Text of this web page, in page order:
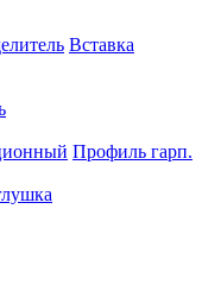
Вставка
Профиль гарп.